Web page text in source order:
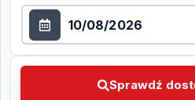
Wybierz datę
Sprawdź
Sprawdź dostępność